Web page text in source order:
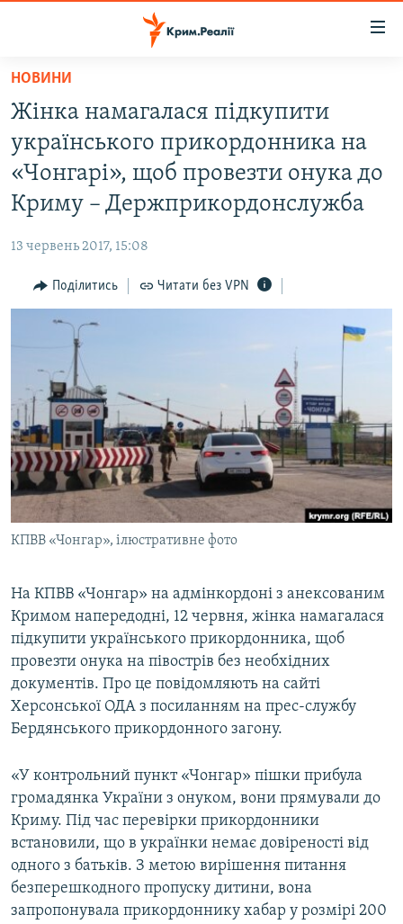
Перейти
основного
матеріалу
Перейти
до
основної
Перейти
пошуку
ВІДЕО ТА ФОТО
ПОЛІТИКА
ПОГЛЯД
ІНТЕРВ'Ю
ВСЕ ЗА ДЕНЬ
СПЕЦПРОЕКТИ
ДЕПОРТАЦІЯ
ВІДЕОУРОКИ «ELIFBE»
СВІДЧЕННЯ ОКУПАЦІЇ
УКРАЇНСЬКА ПРОБЛЕМА КРИМУ
ІНФОГРАФІКА
ЯК ОБІЙТИ БЛОКУВАННЯ
Русский
Qırımtatar
ДОЛУЧАЙСЯ!
Усі сайти RFE/RL
НОВИНИ
Жінка намагалася підкупити
українського прикордонника на
«Чонгарі», щоб провезти онука до
Криму – Держприкордонслужба
13 червень 2017, 15:08
Поділитись Читати без VPN
КПВВ «Чонгар», ілюстративне фото
На КПВВ «Чонгар» на адмінкордоні з анексованим
Кримом напередодні, 12 червня, жінка намагалася
підкупити українського прикордонника, щоб
провезти онука на півострів без необхідних
документів. Про це повідомляють на сайті
Херсонської ОДА з посиланням на прес-службу
Бердянського прикордонного загону.
«У контрольний пункт «Чонгар» пішки прибула
громадянка України з онуком, вони прямували до
Криму. Під час перевірки прикордонники
встановили, що в українки немає довіреності від
одного з батьків. З метою вирішення питання
безперешкодного пропуску дитини, вона
запропонувала прикордоннику хабар у розмірі 200